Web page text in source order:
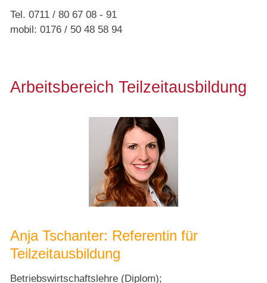
Tel. 0711 / 80 67 08 - 91
mobil: 0176 / 50 48 58 94
Arbeitsbereich Teilzeitausbildung
Anja Tschanter: Referentin für
Teilzeitausbildung
Betriebswirtschaftslehre (Diplom);